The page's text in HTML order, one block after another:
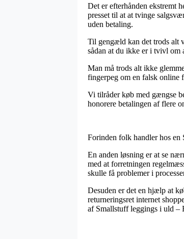
Det er efterhånden ekstremt
presset til at at tvinge
uden betaling.
Til gengæld kan det trods alt
sådan at du ikke er i tvivl om
Man må trods alt ikke
fingerpeg om en falsk online
Vi tilråder køb med gængse
honorere betalingen af flere
Forinden folk handler hos en
En anden løsning er at se
med at forretningen
skulle få problemer i
Desuden er det en hjælp at
returneringsret internet
af Smallstuff leggings i uld –